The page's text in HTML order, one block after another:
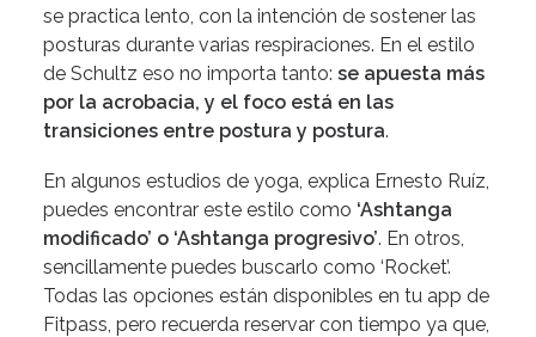
se practica lento, con la intención de sostener las
posturas durante varias respiraciones. En el estilo
de Schultz eso no importa tanto: se apuesta más
por la acrobacia, y el foco está en las
transiciones entre postura y postura.
En algunos estudios de yoga, explica Ernesto Ruíz,
puedes encontrar este estilo como ‘Ashtanga
modificado’ o ‘Ashtanga progresivo’. En otros,
sencillamente puedes buscarlo como ‘Rocket’.
Todas las opciones están disponibles en tu app de
Fitpass, pero recuerda reservar con tiempo ya que,